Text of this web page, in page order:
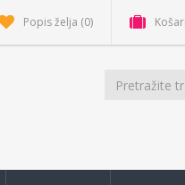
Popis želja (0)